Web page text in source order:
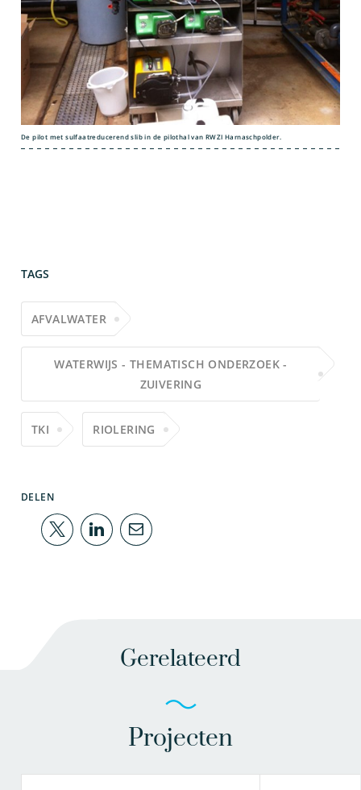
De pilot met sulfaatreducerend slib in de pilothal van RWZI Harnaschpolder.
TAGS
AFVALWATER
WATERWIJS - THEMATISCH ONDERZOEK -
ZUIVERING
TKI RIOLERING
DELEN
Gerelateerd
Projecten